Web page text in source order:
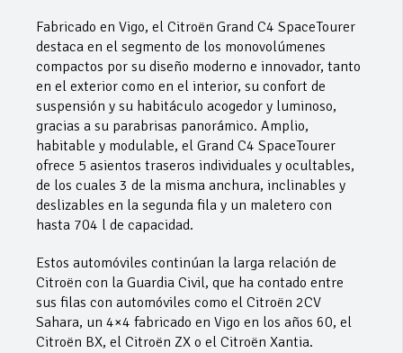
Fabricado en Vigo, el Citroën Grand C4 SpaceTourer
destaca en el segmento de los monovolúmenes
compactos por su diseño moderno e innovador, tanto
en el exterior como en el interior, su confort de
suspensión y su habitáculo acogedor y luminoso,
gracias a su parabrisas panorámico. Amplio,
habitable y modulable, el Grand C4 SpaceTourer
ofrece 5 asientos traseros individuales y ocultables,
de los cuales 3 de la misma anchura, inclinables y
deslizables en la segunda fila y un maletero con
hasta 704 l de capacidad.
Estos automóviles continúan la larga relación de
Citroën con la Guardia Civil, que ha contado entre
sus filas con automóviles como el Citroën 2CV
Sahara, un 4×4 fabricado en Vigo en los años 60, el
Citroën BX, el Citroën ZX o el Citroën Xantia.